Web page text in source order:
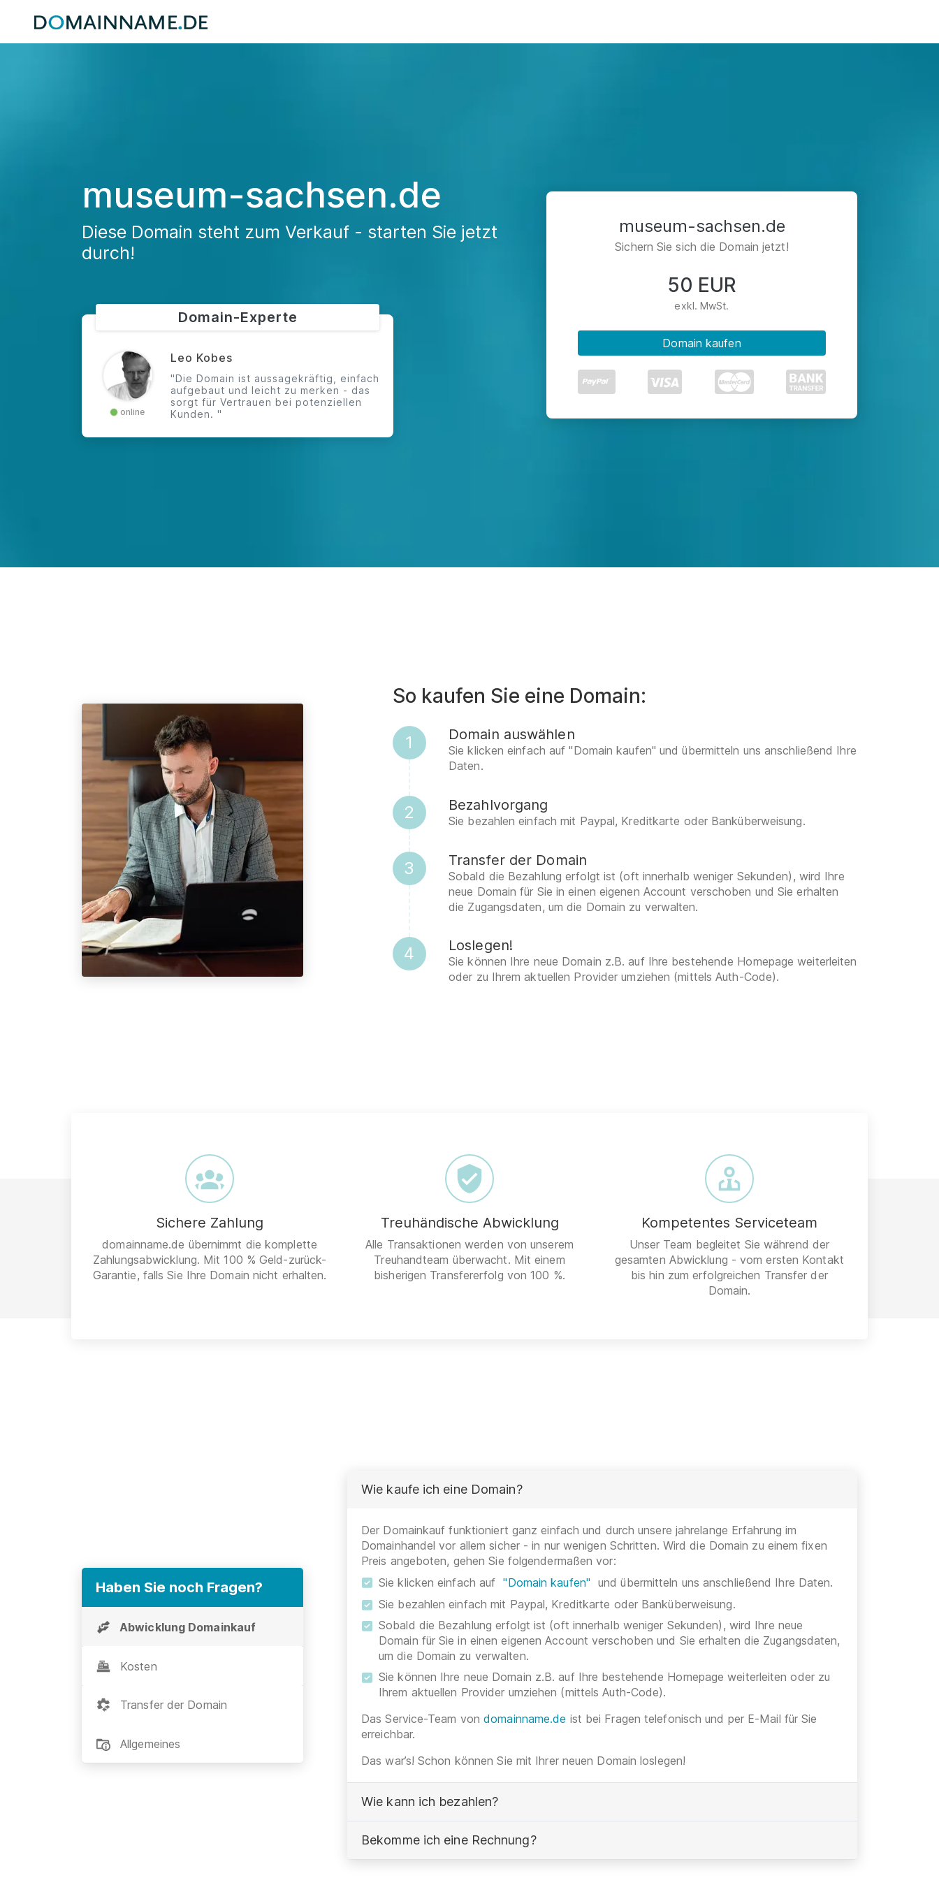
museum-sachsen.de
Diese Domain steht zum Verkauf - starten Sie jetzt
durch!
Domain-Experte
online
Leo Kobes
"Die Domain ist aussagekräftig, einfach
aufgebaut und leicht zu merken - das
sorgt für Vertrauen bei potenziellen
Kunden. "
museum-sachsen.de
Sichern Sie sich die Domain jetzt!
50 EUR
exkl. MwSt.
Domain kaufen
So kaufen Sie eine Domain:
1 Domain auswählen
Sie klicken einfach auf "Domain kaufen" und übermitteln uns anschließend Ihre
Daten.
2 Bezahlvorgang
Sie bezahlen einfach mit Paypal, Kreditkarte oder Banküberweisung.
3 Transfer der Domain
Sobald die Bezahlung erfolgt ist (oft innerhalb weniger Sekunden), wird Ihre
neue Domain für Sie in einen eigenen Account verschoben und Sie erhalten
die Zugangsdaten, um die Domain zu verwalten.
4 Loslegen!
Sie können Ihre neue Domain z.B. auf Ihre bestehende Homepage weiterleiten
oder zu Ihrem aktuellen Provider umziehen (mittels Auth-Code).
Sichere Zahlung
domainname.de übernimmt die komplette
Zahlungsabwicklung. Mit 100 % Geld-zurück-
Garantie, falls Sie Ihre Domain nicht erhalten.
Treuhändische Abwicklung
Alle Transaktionen werden von unserem
Treuhandteam überwacht. Mit einem
bisherigen Transfererfolg von 100 %.
Kompetentes Serviceteam
Unser Team begleitet Sie während der
gesamten Abwicklung - vom ersten Kontakt
bis hin zum erfolgreichen Transfer der
Domain.
Haben Sie noch Fragen?
Abwicklung Domainkauf
Kosten
Transfer der Domain
Allgemeines
Wie kaufe ich eine Domain?
Der Domainkauf funktioniert ganz einfach und durch unsere jahrelange Erfahrung im
Domainhandel vor allem sicher - in nur wenigen Schritten. Wird die Domain zu einem fixen
Preis angeboten, gehen Sie folgendermaßen vor:
Sie klicken einfach auf "Domain kaufen" und übermitteln uns anschließend Ihre Daten.
Sie bezahlen einfach mit Paypal, Kreditkarte oder Banküberweisung.
Sobald die Bezahlung erfolgt ist (oft innerhalb weniger Sekunden), wird Ihre neue
Domain für Sie in einen eigenen Account verschoben und Sie erhalten die Zugangsdaten,
um die Domain zu verwalten.
Sie können Ihre neue Domain z.B. auf Ihre bestehende Homepage weiterleiten oder zu
Ihrem aktuellen Provider umziehen (mittels Auth-Code).
Das Service-Team vondomainname.de ist bei Fragen telefonisch und per E-Mail für Sie
erreichbar.
Das war’s! Schon können Sie mit Ihrer neuen Domain loslegen!
Wie kann ich bezahlen?
Bekomme ich eine Rechnung?